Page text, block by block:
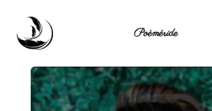
Poèméride